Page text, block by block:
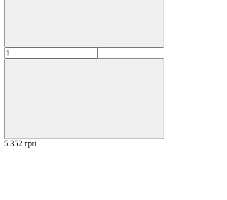
5 352 грн